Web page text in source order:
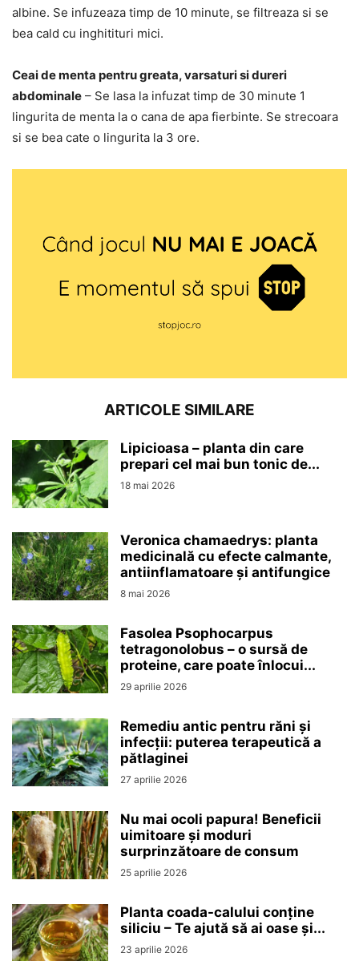
albine. Se infuzeaza timp de 10 minute, se filtreaza si se
bea cald cu inghitituri mici.
Ceai de menta pentru greata, varsaturi si dureri
abdominale – Se lasa la infuzat timp de 30 minute 1
lingurita de menta la o cana de apa fierbinte. Se strecoara
si se bea cate o lingurita la 3 ore.
ARTICOLE SIMILARE
Lipicioasa – planta din care
prepari cel mai bun tonic de...
18 mai 2026
Veronica chamaedrys: planta
medicinală cu efecte calmante,
antiinflamatoare și antifungice
8 mai 2026
Fasolea Psophocarpus
tetragonolobus – o sursă de
proteine, care poate înlocui...
29 aprilie 2026
Remediu antic pentru răni și
infecții: puterea terapeutică a
pătlaginei
27 aprilie 2026
Nu mai ocoli papura! Beneficii
uimitoare și moduri
surprinzătoare de consum
25 aprilie 2026
Planta coada-calului conține
siliciu – Te ajută să ai oase și...
23 aprilie 2026